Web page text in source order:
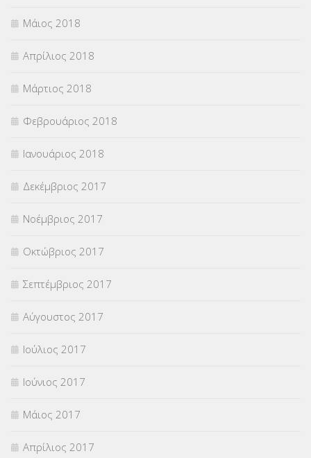
Μάιος 2018
Απρίλιος 2018
Μάρτιος 2018
Φεβρουάριος 2018
Ιανουάριος 2018
Δεκέμβριος 2017
Νοέμβριος 2017
Οκτώβριος 2017
Σεπτέμβριος 2017
Αύγουστος 2017
Ιούλιος 2017
Ιούνιος 2017
Μάιος 2017
Απρίλιος 2017